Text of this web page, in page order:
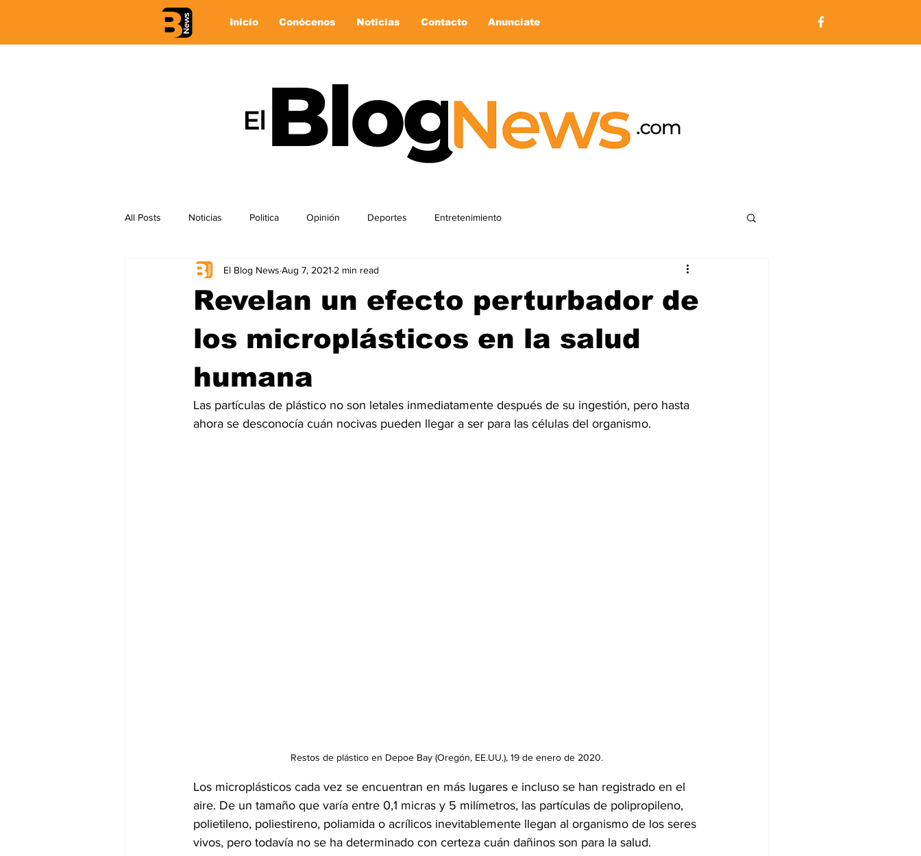
Inicio Conócenos Noticias Contacto Anunciate
All Posts Noticias Politica Opinión Deportes Entretenimiento
Revelan un efecto perturbador de
los microplásticos en la salud
humana
El Blog News Aug 7, 2021 2 min read
Las partículas de plástico no son letales inmediatamente después de su ingestión, pero hasta
ahora se desconocía cuán nocivas pueden llegar a ser para las células del organismo.
Restos de plástico en Depoe Bay (Oregón, EE.UU.), 19 de enero de 2020.
Los microplásticos cada vez se encuentran en más lugares e incluso se han registrado en el
aire. De un tamaño que varía entre 0,1 micras y 5 milímetros, las partículas de polipropileno,
polietileno, poliestireno, poliamida o acrílicos inevitablemente llegan al organismo de los seres
vivos, pero todavía no se ha determinado con certeza cuán dañinos son para la salud.